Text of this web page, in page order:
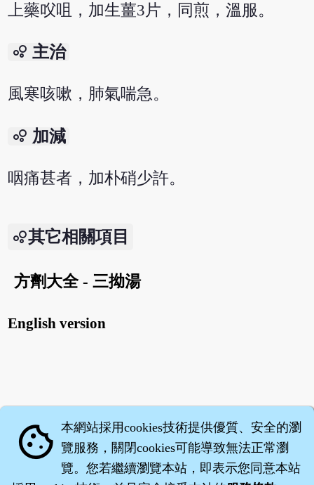
上藥㕮咀，加生薑3片，同煎，溫服。
bubble_chart 主治
風寒咳嗽，肺氣喘急。
bubble_chart 加減
咽痛甚者，加朴硝少許。
其它相關項目
方劑大全 - 三拗湯
English version
cookie 本網站採用cookies技術提供優質、安全的瀏
覽服務，關閉cookies可能導致無法正常瀏
覽。您若繼續瀏覽本站，即表示您同意本站